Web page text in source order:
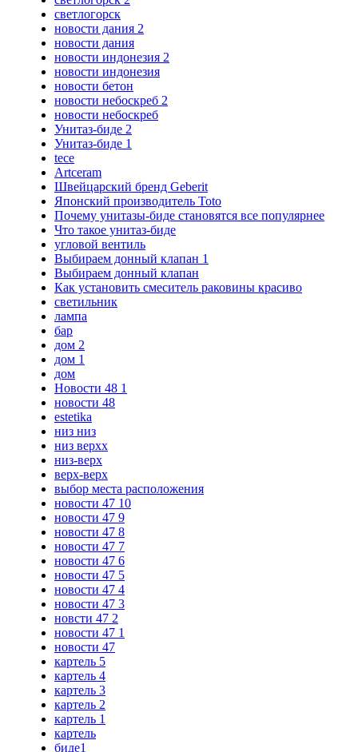
светлогорск
новости дания 2
новости дания
новости индонезия 2
новости индонезия
новости бетон
новости небоскреб 2
новости небоскреб
Унитаз-биде 2
Унитаз-биде 1
tece
Artceram
Швейцарский бренд Geberit
Японский производитель Toto
Почему унитазы-биде становятся все популярнее
Что такое унитаз-биде
угловой вентиль
Выбираем донный клапан 1
Выбираем донный клапан
Как установить смеситель раковины красиво
светильник
лампа
бар
дом 2
дом 1
дом
Новости 48 1
новости 48
estetika
низ низ
низ верхх
низ-верх
верх-верх
выбор места расположения
новости 47 10
новости 47 9
новости 47 8
новости 47 7
новости 47 6
новости 47 5
новости 47 4
новости 47 3
новсти 47 2
новости 47 1
новости 47
картель 5
картель 4
картель 3
картель 2
картель 1
картель
биде1